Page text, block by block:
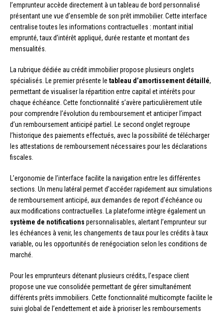
l’emprunteur accède directement à un tableau de bord personnalisé
présentant une vue d’ensemble de son prêt immobilier. Cette interface
centralise toutes les informations contractuelles : montant initial
emprunté, taux d’intérêt appliqué, durée restante et montant des
mensualités.
La rubrique dédiée au crédit immobilier propose plusieurs onglets
spécialisés. Le premier présente le tableau d’amortissement détaillé,
permettant de visualiser la répartition entre capital et intérêts pour
chaque échéance. Cette fonctionnalité s’avère particulièrement utile
pour comprendre l’évolution du remboursement et anticiper l’impact
d’un remboursement anticipé partiel. Le second onglet regroupe
l’historique des paiements effectués, avec la possibilité de télécharger
les attestations de remboursement nécessaires pour les déclarations
fiscales.
L’ergonomie de l’interface facilite la navigation entre les différentes
sections. Un menu latéral permet d’accéder rapidement aux simulations
de remboursement anticipé, aux demandes de report d’échéance ou
aux modifications contractuelles. La plateforme intègre également un
système de notifications personnalisables, alertant l’emprunteur sur
les échéances à venir, les changements de taux pour les crédits à taux
variable, ou les opportunités de renégociation selon les conditions de
marché.
Pour les emprunteurs détenant plusieurs crédits, l’espace client
propose une vue consolidée permettant de gérer simultanément
différents prêts immobiliers. Cette fonctionnalité multicompte facilite le
suivi global de l’endettement et aide à prioriser les remboursements